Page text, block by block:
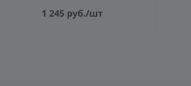
1 245руб./шт